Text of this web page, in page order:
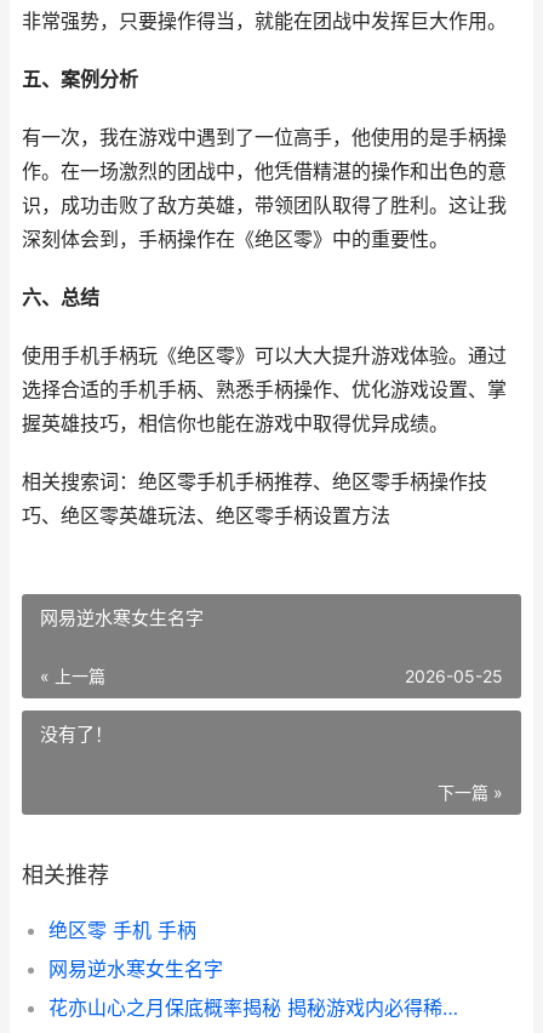
非常强势，只要操作得当，就能在团战中发挥巨大作用。
五、案例分析
有一次，我在游戏中遇到了一位高手，他使用的是手柄操
作。在一场激烈的团战中，他凭借精湛的操作和出色的意
识，成功击败了敌方英雄，带领团队取得了胜利。这让我
深刻体会到，手柄操作在《绝区零》中的重要性。
六、总结
使用手机手柄玩《绝区零》可以大大提升游戏体验。通过
选择合适的手机手柄、熟悉手柄操作、优化游戏设置、掌
握英雄技巧，相信你也能在游戏中取得优异成绩。
相关搜索词：绝区零手机手柄推荐、绝区零手柄操作技
巧、绝区零英雄玩法、绝区零手柄设置方法
网易逆水寒女生名字
« 上一篇 2026-05-25
没有了！
下一篇 »
相关推荐
绝区零 手机 手柄
网易逆水寒女生名字
花亦山心之月保底概率揭秘 揭秘游戏内必得稀有资源的几率